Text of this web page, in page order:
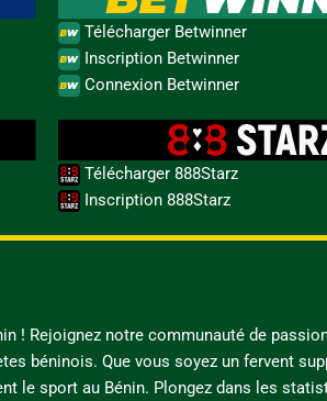
Télécharger Betwinner
Inscription Betwinner
Connexion Betwinner
Télécharger 888Starz
Inscription 888Starz
! Rejoignez notre communauté de
béninois. Que vous soyez un fervent
le sport au Bénin. Plongez dans les